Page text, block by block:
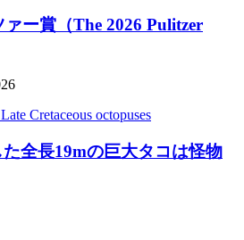
ー賞（The 2026 Pulitzer
全長19mの巨大タコは怪物